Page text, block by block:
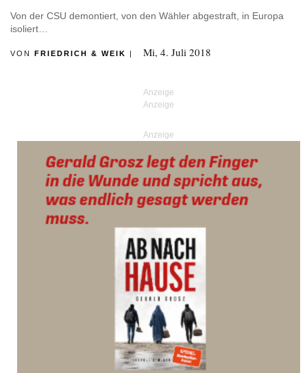
Von der CSU demontiert, von den Wähler abgestraft, in Europa
isoliert…
VON FRIEDRICH & WEIK Mi, 4. Juli 2018
Anzeige